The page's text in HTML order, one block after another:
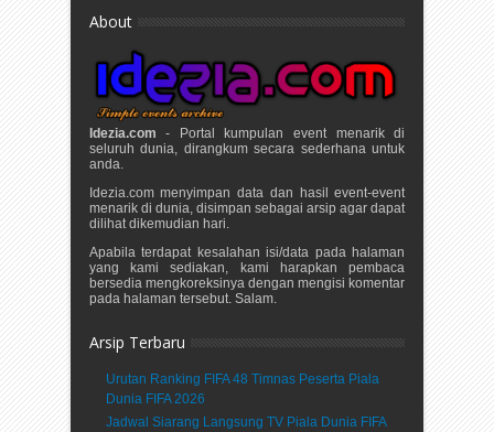
About
Idezia.com - Portal kumpulan event menarik di
seluruh dunia, dirangkum secara sederhana untuk
anda.
Idezia.com menyimpan data dan hasil event-event
menarik di dunia, disimpan sebagai arsip agar dapat
dilihat dikemudian hari.
Apabila terdapat kesalahan isi/data pada halaman
yang kami sediakan, kami harapkan pembaca
bersedia mengkoreksinya dengan mengisi komentar
pada halaman tersebut. Salam.
Arsip Terbaru
Urutan Ranking FIFA 48 Timnas Peserta Piala
Dunia FIFA 2026
Jadwal Siarang Langsung TV Piala Dunia FIFA